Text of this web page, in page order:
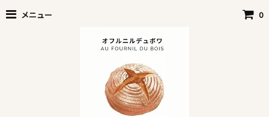
メニュー 0